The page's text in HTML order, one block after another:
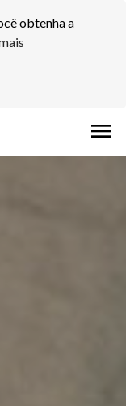
obtenha a
menu